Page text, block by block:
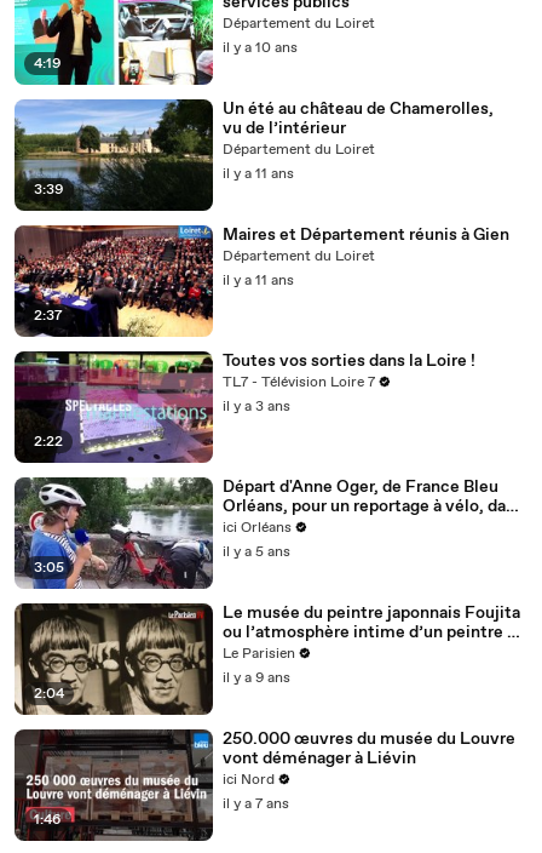
4:19
Département du Loiret
il y a 10 ans
3:39
Un été au château de Chamerolles,
vu de l’intérieur
Département du Loiret
il y a 11 ans
2:37
Maires et Département réunis à Gien
Département du Loiret
il y a 11 ans
2:22
Toutes vos sorties dans la Loire !
TL7 - Télévision Loire 7
il y a 3 ans
3:05
Départ d'Anne Oger, de France Bleu
Orléans, pour un reportage à vélo, dans
le Loiret
ici Orléans
il y a 5 ans
2:04
Le musée du peintre japonnais Foujita
ou l’atmosphère intime d’un peintre de
l'Ecole de Paris
Le Parisien
il y a 9 ans
1:46
250.000 œuvres du musée du Louvre
vont déménager à Liévin
ici Nord
il y a 7 ans